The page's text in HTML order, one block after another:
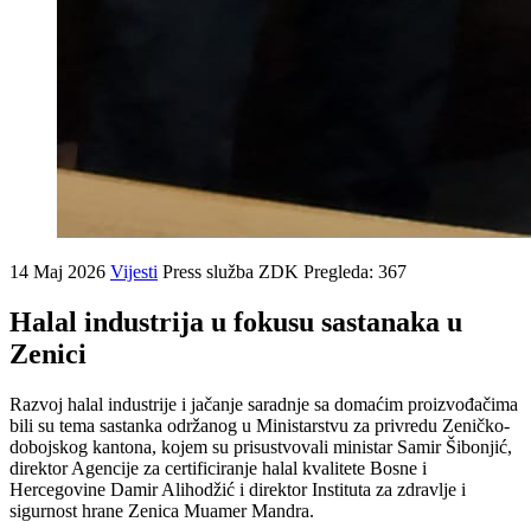
14 Maj 2026 Vijesti Press služba ZDK Pregleda: 367
Halal industrija u fokusu sastanaka u
Zenici
Razvoj halal industrije i jačanje saradnje sa domaćim proizvođačima
bili su tema sastanka održanog u Ministarstvu za privredu Zeničko-
dobojskog kantona, kojem su prisustvovali ministar Samir Šibonjić,
direktor Agencije za certificiranje halal kvalitete Bosne i
Hercegovine Damir Alihodžić i direktor Instituta za zdravlje i
sigurnost hrane Zenica Muamer Mandra.